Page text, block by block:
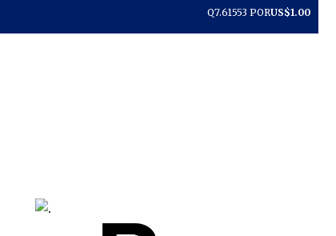
Q7.61553 PORUS$1.00